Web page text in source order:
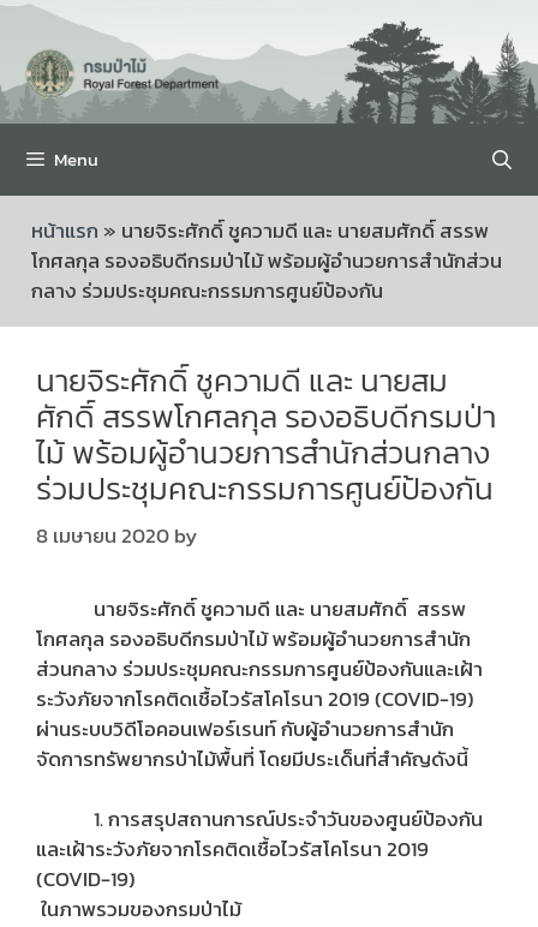
Menu
หน้าแรก » นายจิระศักดิ์ ชูความดี และ นายสมศักดิ์ สรรพ
โกศลกุล รองอธิบดีกรมป่าไม้ พร้อมผู้อำนวยการสำนักส่วน
กลาง ร่วมประชุมคณะกรรมการศูนย์ป้องกัน
นายจิระศักดิ์ ชูความดี และ นายสม
ศักดิ์ สรรพโกศลกุล รองอธิบดีกรมป่า
ไม้ พร้อมผู้อำนวยการสำนักส่วนกลาง
ร่วมประชุมคณะกรรมการศูนย์ป้องกัน
8 เมษายน 2020by
นายจิระศักดิ์ ชูความดี และ นายสมศักดิ์ สรรพ
โกศลกุล รองอธิบดีกรมป่าไม้ พร้อมผู้อำนวยการสำนัก
ส่วนกลาง ร่วมประชุมคณะกรรมการศูนย์ป้องกันและเฝ้า
ระวังภัยจากโรคติดเชื้อไวรัสโคโรนา 2019 (COVID-19)
ผ่านระบบวิดีโอคอนเฟอร์เรนท์ กับผู้อำนวยการสำนัก
จัดการทรัพยากรป่าไม้พื้นที่ โดยมีประเด็นที่สำคัญดังนี้
1. การสรุปสถานการณ์ประจำวันของศูนย์ป้องกัน
และเฝ้าระวังภัยจากโรคติดเชื้อไวรัสโคโรนา 2019
(COVID-19)
ในภาพรวมของกรมป่าไม้